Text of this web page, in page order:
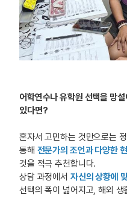
어학연수나 유학원 선택을 망
있다면?
혼자서 고민하는 것만으로는
통해 전문가의 조언과 다양한
것을 적극 추천합니다.
상담 과정에서 자신의 상황에
선택의 폭이 넓어지고, 해외